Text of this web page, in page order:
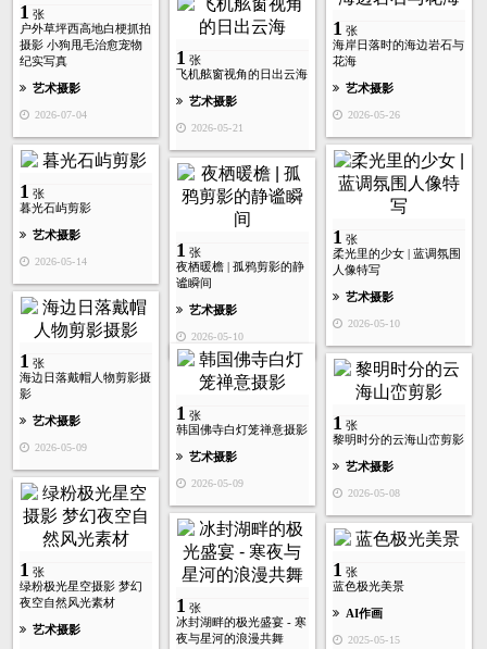
1 张
户外草坪西高地白梗抓拍
摄影 小狗甩毛治愈宠物
纪实写真
艺术摄影
2026-07-04
1 张
海岸日落时的海边岩石与
花海
艺术摄影
2026-05-26
1 张
飞机舷窗视角的日出云海
艺术摄影
2026-05-21
1 张
暮光石屿剪影
艺术摄影
2026-05-14
1 张
柔光里的少女 | 蓝调氛围
人像特写
艺术摄影
2026-05-10
1 张
夜栖暖檐 | 孤鸦剪影的静
谧瞬间
艺术摄影
2026-05-10
1 张
海边日落戴帽人物剪影摄
影
艺术摄影
2026-05-09
1 张
韩国佛寺白灯笼禅意摄影
艺术摄影
2026-05-09
1 张
黎明时分的云海山峦剪影
艺术摄影
2026-05-08
1 张
绿粉极光星空摄影 梦幻
夜空自然风光素材
艺术摄影
1 张
冰封湖畔的极光盛宴 - 寒
夜与星河的浪漫共舞
1 张
蓝色极光美景
AI作画
2025-05-15